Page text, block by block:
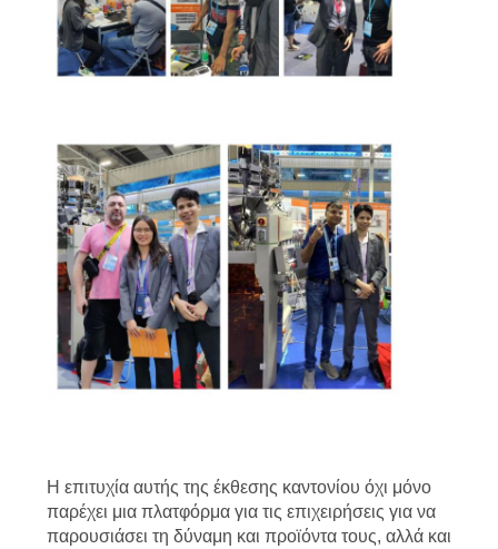
Η επιτυχία αυτής της έκθεσης καντονίου όχι μόνο
παρέχει μια πλατφόρμα για τις επιχειρήσεις για να
παρουσιάσει τη δύναμη και προϊόντα τους, αλλά και